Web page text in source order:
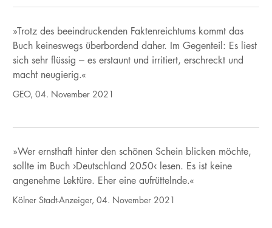
»Trotz des beeindruckenden Faktenreichtums kommt das
Buch keineswegs überbordend daher. Im Gegenteil: Es liest
sich sehr flüssig – es erstaunt und irritiert, erschreckt und
macht neugierig.«
GEO, 04. November 2021
»Wer ernsthaft hinter den schönen Schein blicken möchte,
sollte im Buch ›Deutschland 2050‹ lesen. Es ist keine
angenehme Lektüre. Eher eine aufrüttelnde.«
Kölner Stadt-Anzeiger, 04. November 2021